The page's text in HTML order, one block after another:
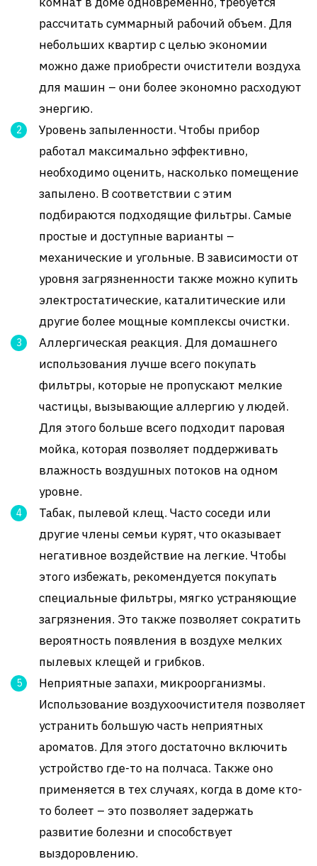
рассчитать суммарный рабочий объем. Для
небольших квартир с целью экономии
можно даже приобрести очистители воздуха
для машин – они более экономно расходуют
энергию.
Уровень запыленности. Чтобы прибор
работал максимально эффективно,
необходимо оценить, насколько помещение
запылено. В соответствии с этим
подбираются подходящие фильтры. Самые
простые и доступные варианты –
механические и угольные. В зависимости от
уровня загрязненности также можно купить
электростатические, каталитические или
другие более мощные комплексы очистки.
Аллергическая реакция. Для домашнего
использования лучше всего покупать
фильтры, которые не пропускают мелкие
частицы, вызывающие аллергию у людей.
Для этого больше всего подходит паровая
мойка, которая позволяет поддерживать
влажность воздушных потоков на одном
уровне.
Табак, пылевой клещ. Часто соседи или
другие члены семьи курят, что оказывает
негативное воздействие на легкие. Чтобы
этого избежать, рекомендуется покупать
специальные фильтры, мягко устраняющие
загрязнения. Это также позволяет сократить
вероятность появления в воздухе мелких
пылевых клещей и грибков.
Неприятные запахи, микроорганизмы.
Использование воздухоочистителя позволяет
устранить большую часть неприятных
ароматов. Для этого достаточно включить
устройство где-то на полчаса. Также оно
применяется в тех случаях, когда в доме кто-
то болеет – это позволяет задержать
развитие болезни и способствует
выздоровлению.